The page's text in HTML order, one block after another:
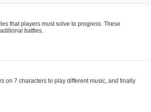
that players must solve to progress. These
battles.
on 7 characters to play different music, and finally